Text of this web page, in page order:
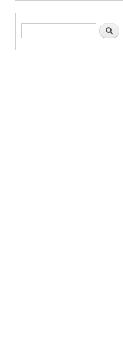
Form di ricerca Cerca